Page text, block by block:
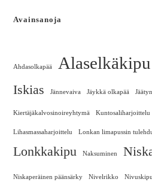
Avainsanoja
Ahdasolkapää Alaselkäkipu
Iskias Jännevaiva Jäykkä olkapää
Kiertäjäkalvosinoireyhtymä Kuntosaliharjoittelu
Lihasmassaharjoittelu Lonkan limapussin
Lonkkakipu Naksuminen
Niskaperäinen päänsärky Nivelrikko Nivuskipu